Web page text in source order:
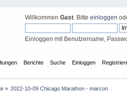
Willkommen Gast. Bitte einloggen
Einloggen mit Benutzername,
Berichte Suche Einloggen
» 2022-10-09 Chicago Marathon - marcon